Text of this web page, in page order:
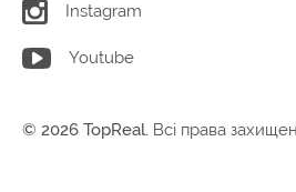
Instagram
Youtube
© 2026 TopReal. Всі права